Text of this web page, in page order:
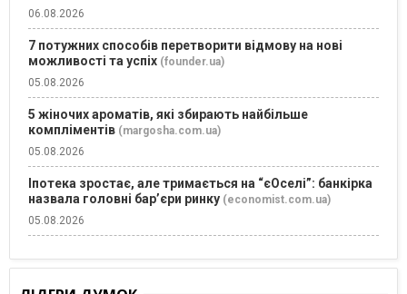
06.08.2026
7 потужних способів перетворити відмову на нові
можливості та успіх (founder.ua)
05.08.2026
5 жіночих ароматів, які збирають найбільше
компліментів (margosha.com.ua)
05.08.2026
Іпотека зростає, але тримається на “єОселі”: банкірка
назвала головні бар’єри ринку (economist.com.ua)
05.08.2026